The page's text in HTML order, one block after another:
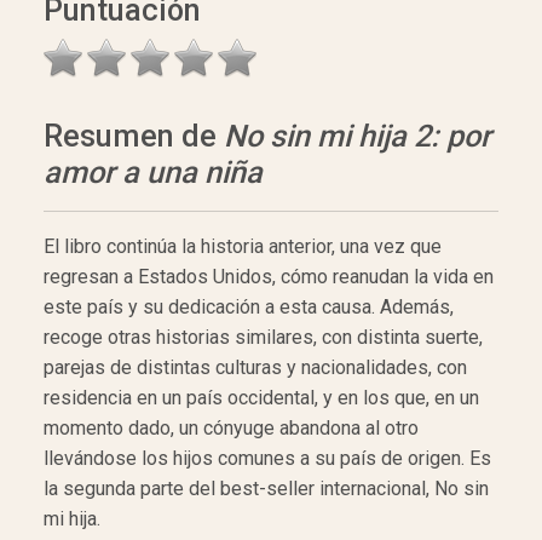
Puntuación
Resumen de No sin mi hija 2: por
amor a una niña
El libro continúa la historia anterior, una vez que
regresan a Estados Unidos, cómo reanudan la vida en
este país y su dedicación a esta causa. Además,
recoge otras historias similares, con distinta suerte,
parejas de distintas culturas y nacionalidades, con
residencia en un país occidental, y en los que, en un
momento dado, un cónyuge abandona al otro
llevándose los hijos comunes a su país de origen. Es
la segunda parte del best-seller internacional, No sin
mi hija.